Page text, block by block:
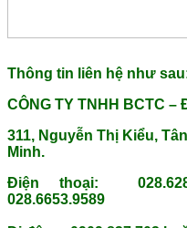
Thông tin liên hệ như
CÔNG TY TNHH BCTC –
311, Nguyễn Thị Kiểu,
Minh.
Điện thoại:
028.6653.9589